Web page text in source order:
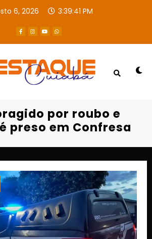
6, 2026 3:39:41 PM
Página inicial
por roubo e
preso em Confresa